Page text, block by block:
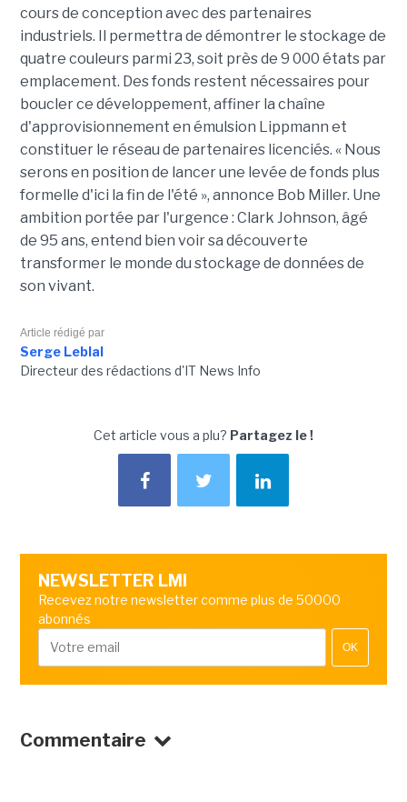
cours de conception avec des partenaires
industriels. Il permettra de démontrer le stockage de
quatre couleurs parmi 23, soit près de 9 000 états par
emplacement. Des fonds restent nécessaires pour
boucler ce développement, affiner la chaîne
d'approvisionnement en émulsion Lippmann et
constituer le réseau de partenaires licenciés. « Nous
serons en position de lancer une levée de fonds plus
formelle d'ici la fin de l'été », annonce Bob Miller. Une
ambition portée par l'urgence : Clark Johnson, âgé
de 95 ans, entend bien voir sa découverte
transformer le monde du stockage de données de
son vivant.
Article rédigé par
Serge Leblal
Directeur des rédactions d'IT News Info
Cet article vous a plu? Partagez le !
NEWSLETTER LMI
Recevez notre newsletter comme plus de 50000
abonnés
OK
Commentaire